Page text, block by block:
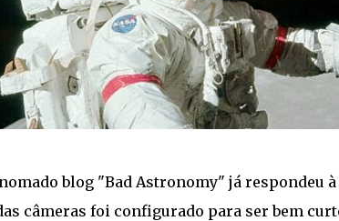
blog "Bad Astronomy" já respondeu à
câmeras foi configurado para ser bem